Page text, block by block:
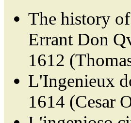
The history
Errant Don
1612
L'Ingenieux
1614 (Cesar